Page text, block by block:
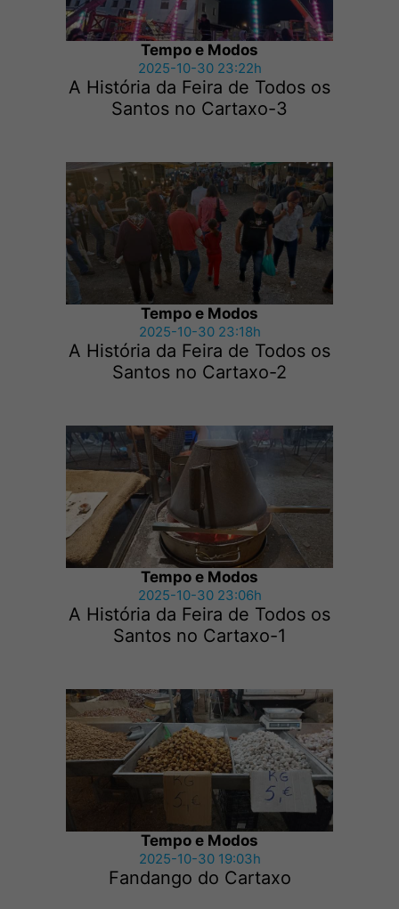
Tempo e Modos
2025-10-30 23:22h
A História da Feira de Todos os
Santos no Cartaxo-3
Tempo e Modos
2025-10-30 23:18h
A História da Feira de Todos os
Santos no Cartaxo-2
Tempo e Modos
2025-10-30 23:06h
A História da Feira de Todos os
Santos no Cartaxo-1
Tempo e Modos
2025-10-30 19:03h
Fandango do Cartaxo